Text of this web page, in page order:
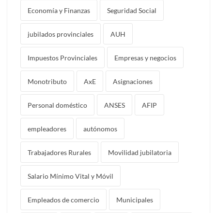
Economía y Finanzas Seguridad Social
jubilados provinciales AUH
Impuestos Provinciales Empresas y negocios
Monotributo AxE Asignaciones
Personal doméstico ANSES AFIP
empleadores autónomos
Trabajadores Rurales Movilidad jubilatoria
Salario Mínimo Vital y Móvil
Empleados de comercio Municipales